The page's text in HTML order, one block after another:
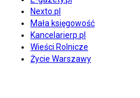
Nexto.pl
Mała księgowość
Kancelarierp.pl
Wieści Rolnicze
Życie Warszawy